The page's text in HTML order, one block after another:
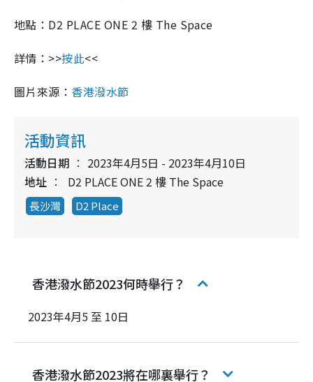
地點：D2 PLACE ONE 2 樓 The Space
詳情：>>按此<<
圖片來源： 香港潑水節
活動資訊
活動日期
2023年4月5日 - 2023年4月10日
地址
D2 PLACE ONE 2 樓 The Space
長沙灣 D2 Place
香港潑水節2023何時舉行？
2023年4月5 至 10日
香港潑水節2023將在哪裏舉行？